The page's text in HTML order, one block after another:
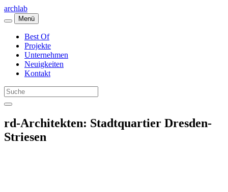
archlab
Menü
Best Of
Projekte
Unternehmen
Neuigkeiten
Kontakt
rd-Architekten: Stadtquartier Dresden-
Striesen